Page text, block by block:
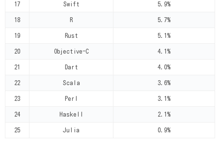
17 Swift 5.9%
18 R 5.7%
19 Rust 5.1%
20 Objective-C 4.1%
21 Dart 4.0%
22 Scala 3.6%
23 Perl 3.1%
24 Haskell 2.1%
25 Julia 0.9%